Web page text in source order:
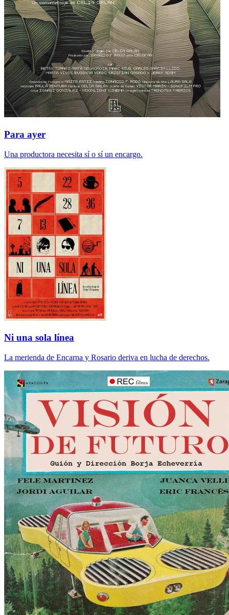
Para ayer
Una productora necesita sí o sí un encargo.
Ni una sola línea
La merienda de Encarna y Rosario deriva en lucha de derechos.